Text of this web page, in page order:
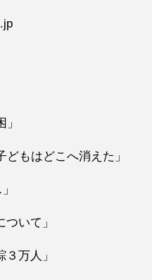
もはどこへ消えた」
いて」
万人」